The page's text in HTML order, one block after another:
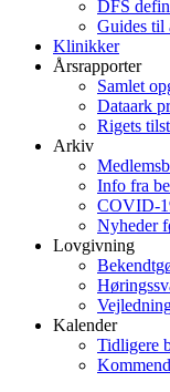
DFS
Guides til
Klinikker
Årsrapporter
Samlet
Dataark
Rigets
Arkiv
Info fra
COVID-
Nyheder
Lovgivning
Kalender
Tidligere